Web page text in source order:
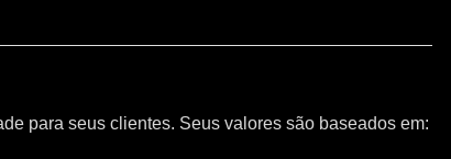
para seus clientes. Seus valores são baseados em: